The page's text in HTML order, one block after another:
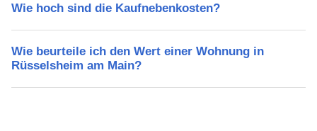
Wie hoch sind die Kaufnebenkosten?
Wie beurteile ich den Wert einer Wohnung in
Rüsselsheim am Main?